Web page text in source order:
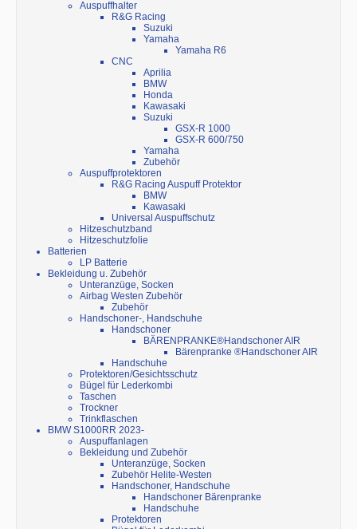
Auspuffhalter
R&G Racing
Suzuki
Yamaha
Yamaha R6
CNC
Aprilia
BMW
Honda
Kawasaki
Suzuki
GSX-R 1000
GSX-R 600/750
Yamaha
Zubehör
Auspuffprotektoren
R&G Racing Auspuff Protektor
BMW
Kawasaki
Universal Auspuffschutz
Hitzeschutzband
Hitzeschutzfolie
Batterien
LP Batterie
Bekleidung u. Zubehör
Unteranzüge, Socken
Airbag Westen Zubehör
Zubehör
Handschoner-, Handschuhe
Handschoner
BÄRENPRANKE®Handschoner AIR
Bärenpranke ®Handschoner AIR
Handschuhe
Protektoren/Gesichtsschutz
Bügel für Lederkombi
Taschen
Trockner
Trinkflaschen
BMW S1000RR 2023-
Auspuffanlagen
Bekleidung und Zubehör
Unteranzüge, Socken
Zubehör Helite-Westen
Handschoner, Handschuhe
Handschoner Bärenpranke
Handschuhe
Protektoren